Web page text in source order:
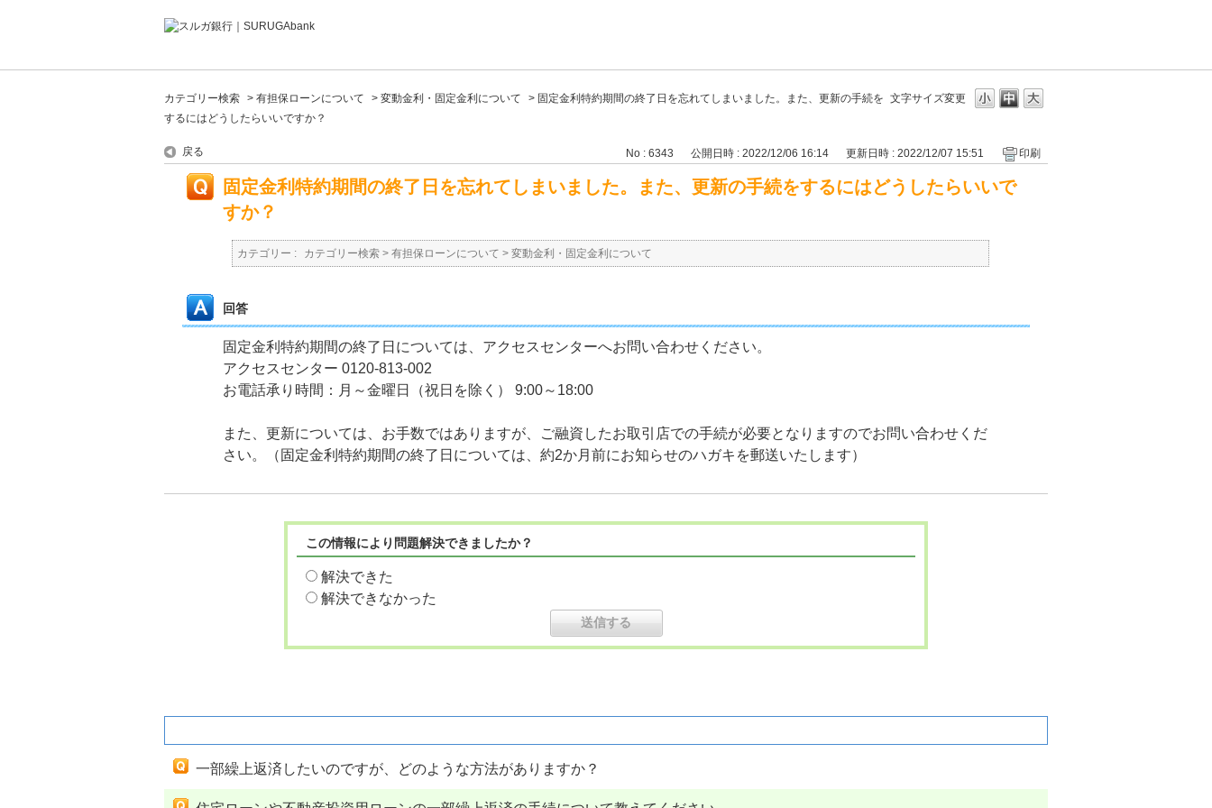
文字サイズ変更
カテゴリー検索 > 有担保ローンについて > 変動金利・固定金利について > 固定金利特約期間の終了日を忘れてしまいました。また、更新の手続を
するにはどうしたらいいですか？
戻る No : 6343 公開日時 : 2022/12/06 16:14 更新日時 : 2022/12/07 15:51 印刷
固定金利特約期間の終了日を忘れてしまいました。また、更新の手続をするにはどうしたらいいで
すか？
カテゴリー : カテゴリー検索 > 有担保ローンについて > 変動金利・固定金利について
回答
固定金利特約期間の終了日については、アクセスセンターへお問い合わせください。
アクセスセンター 0120-813-002
お電話承り時間：月～金曜日（祝日を除く） 9:00～18:00
また、更新については、お手数ではありますが、ご融資したお取引店での手続が必要となりますのでお問い合わせくだ
さい。（固定金利特約期間の終了日については、約2か月前にお知らせのハガキを郵送いたします）
この情報により問題解決できましたか？
解決できた
解決できなかった
一部繰上返済したいのですが、どのような方法がありますか？